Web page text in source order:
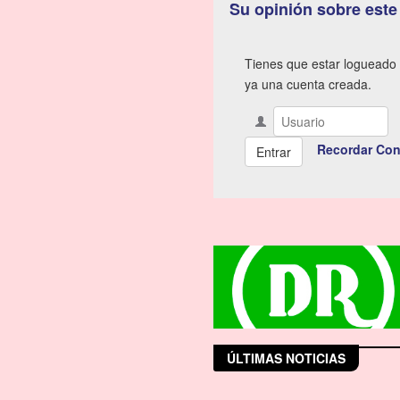
Su opinión sobre
Tienes que estar
ya una cuenta creada.
Recordar
ÚLTIMAS NOTICIAS